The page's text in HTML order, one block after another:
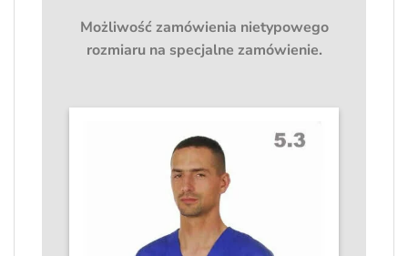
Możliwość zamówienia nietypowego
rozmiaru na specjalne zamówienie.